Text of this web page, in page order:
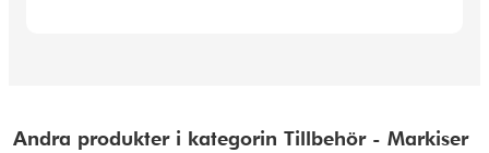
Andra produkter i kategorin Tillbehör - Markiser